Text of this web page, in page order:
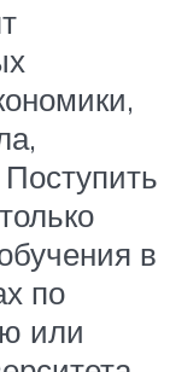
в
по
или